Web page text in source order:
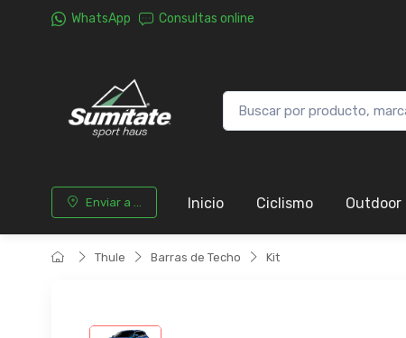
WhatsApp Consultas online
Enviar a ... Inicio Ciclismo Outdoor
Thule Barras de Techo Kit